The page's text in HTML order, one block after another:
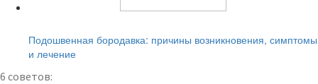
Подошвенная бородавка: причины возникновения, симптомы
и лечение
6 советов: